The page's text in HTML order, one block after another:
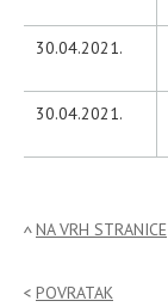
30.04.2021.
30.04.2021.
NA VRH STRANICE
POVRATAK